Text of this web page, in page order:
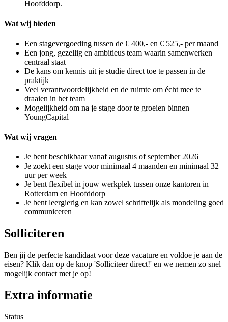
Hoofddorp.
Wat wij bieden
Een stagevergoeding tussen de € 400,- en € 525,- per maand
Een jong, gezellig en ambitieus team waarin samenwerken
centraal staat
De kans om kennis uit je studie direct toe te passen in de
praktijk
Veel verantwoordelijkheid en de ruimte om écht mee te
draaien in het team
Mogelijkheid om na je stage door te groeien binnen
YoungCapital
Wat wij vragen
Je bent beschikbaar vanaf augustus of september 2026
Je zoekt een stage voor minimaal 4 maanden en minimaal 32
uur per week
Je bent flexibel in jouw werkplek tussen onze kantoren in
Rotterdam en Hoofddorp
Je bent leergierig en kan zowel schriftelijk als mondeling goed
communiceren
Solliciteren
Ben jij de perfecte kandidaat voor deze vacature en voldoe je aan de
eisen? Klik dan op de knop 'Solliciteer direct!' en we nemen zo snel
mogelijk contact met je op!
Extra informatie
Status